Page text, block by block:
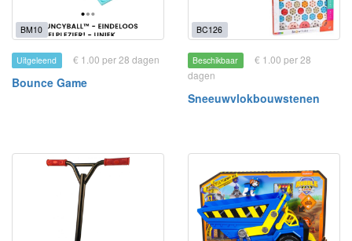
BM10
Uitgeleend € 1.00 per 28 dagen
Bounce Game
BC126
Beschikbaar
€ 1.00 per 28
dagen
Sneeuwvlokbouwstenen